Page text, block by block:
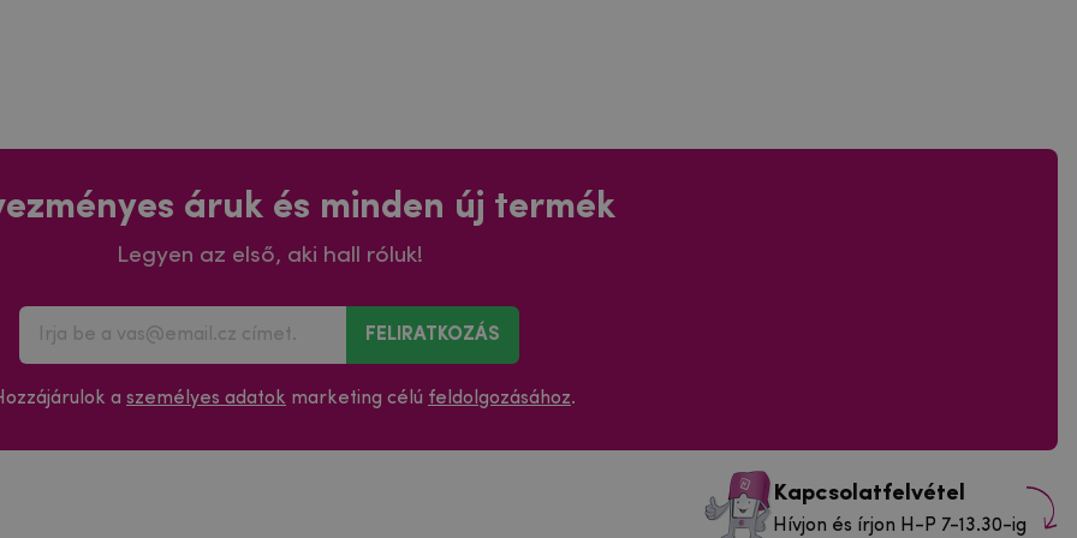
áruk és minden új termék
Legyen az első, aki hall róluk!
FELIRATKOZÁS
a személyes adatok marketing célú feldolgozásához.
Kapcsolatfelvétel
Hívjon és írjon H-P 7-13.30-ig